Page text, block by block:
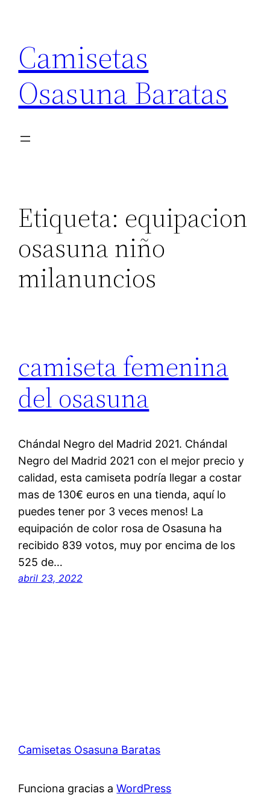
contenido
Camisetas
Osasuna Baratas
Etiqueta: equipacion
osasuna niño
milanuncios
camiseta femenina
del osasuna
Chándal Negro del Madrid 2021. Chándal
Negro del Madrid 2021 con el mejor precio y
calidad, esta camiseta podría llegar a costar
mas de 130€ euros en una tienda, aquí lo
puedes tener por 3 veces menos! La
equipación de color rosa de Osasuna ha
recibido 839 votos, muy por encima de los
525 de…
abril 23, 2022
Camisetas Osasuna Baratas
Funciona gracias aWordPress